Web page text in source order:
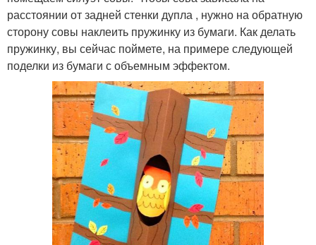
расстоянии от задней стенки дупла , нужно на обратную
сторону совы наклеить пружинку из бумаги. Как делать
пружинку, вы сейчас поймете, на примере следующей
поделки из бумаги с объемным эффектом.